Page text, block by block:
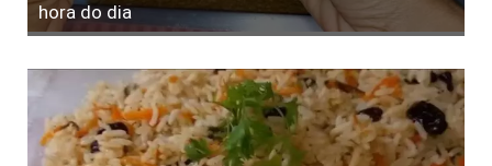
hora do dia